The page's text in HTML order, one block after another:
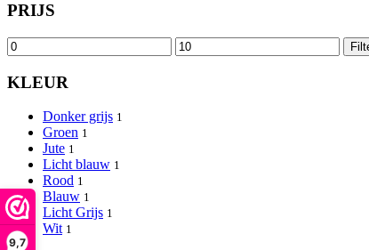
9,7
PRIJS
Min.
prijs
Max.
prijs
KLEUR
Donker grijs 1
Groen 1
Jute 1
Licht blauw 1
Rood 1
Blauw 1
Licht Grijs 1
Wit 1